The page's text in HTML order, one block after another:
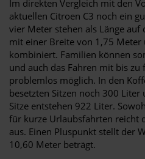
Im direkten Vergleich mit den
aktuellen Citroen C3 noch ein
vier Meter stehen als Länge
mit einer Breite von 1,75
kombiniert. Familien können
und auch das Fahren mit bis zu
problemlos möglich. In den
besetzten Sitzen noch 300
Sitze entstehen 922 Liter.
für kurze Urlaubsfahrten reicht
aus. Einen Pluspunkt stellt der
10,60 Meter beträgt.